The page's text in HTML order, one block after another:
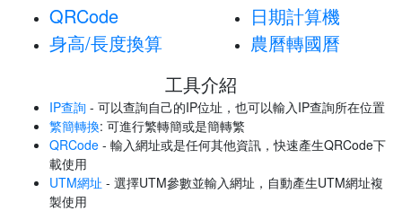
QRCode
身高/長度換算
日期計算機
農曆轉國曆
工具介紹
IP查詢 - 可以查詢自己的IP位址，也可以輸入IP查詢所在位置
繁簡轉換: 可進行繁轉簡或是簡轉繁
QRCode - 輸入網址或是任何其他資訊，快速產生QRCode下
載使用
UTM網址 - 選擇UTM參數並輸入網址，自動產生UTM網址複
製使用